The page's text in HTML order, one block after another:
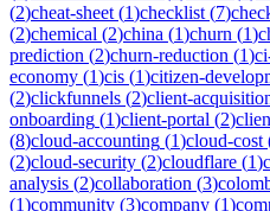
(2)cheat-sheet (1)checklist (7)
(2)chemical (2)china (1)churn (1)
prediction (2)churn-reduction (1)
economy (1)cis (1)citizen-
(2)clickfunnels (2)client-
onboarding (1)client-portal (2)
(8)cloud-accounting (1)cloud-cost
(2)cloud-security (2)cloudflare (1)
analysis (2)collaboration (3)
(1)community (3)company (1)